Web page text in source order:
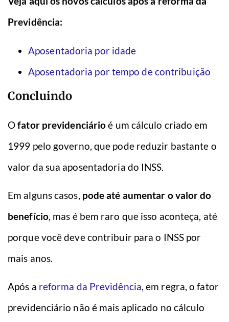
Previdência:
Aposentadoria por idade
Aposentadoria por tempo de contribuição
Concluindo
Ofator previdenciárioé um cálculo criado em
1999 pelo governo, que pode reduzir bastante o
valor da sua aposentadoria do INSS.
Em alguns casos, pode até aumentar o valor do
benefício, mas é bem raro que isso aconteça, até
porque você deve contribuir para o INSS por
mais anos.
Após a reforma da Previdência, em regra, o fator
previdenciário não é mais aplicado no cálculo